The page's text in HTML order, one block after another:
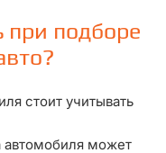
при подборе
стоит учитывать
автомобиля может